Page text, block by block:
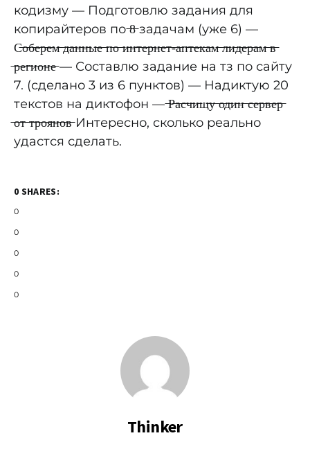
кодизму — Подготовлю задания для
копирайтеров по ̶8̶ задачам (уже 6) —
С̶о̶б̶е̶р̶е̶м̶ ̶д̶а̶н̶н̶ы̶е̶ ̶п̶о̶ ̶и̶н̶т̶е̶р̶н̶е̶т̶-̶а̶п̶т̶е̶к̶а̶м̶ ̶л̶и̶д̶е̶р̶а̶м̶ ̶в̶
̶р̶е̶г̶и̶о̶н̶е̶ — Составлю задание на тз по сайту
7. (сделано 3 из 6 пунктов) — Надиктую 20
текстов на диктофон — ̶Р̶а̶с̶ч̶и̶щ̶у̶ ̶о̶д̶и̶н̶ ̶с̶е̶р̶в̶е̶р̶
̶о̶т̶ ̶т̶р̶о̶я̶н̶о̶в̶ Интересно, сколько реально
удастся сделать.
0 SHARES:
0
0
0
0
0
Thinker